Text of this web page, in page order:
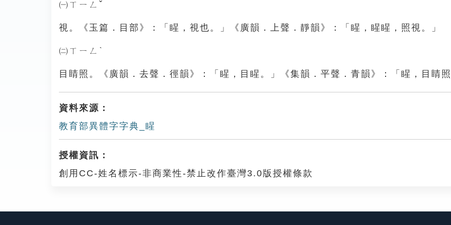
㈠ㄒㄧㄥˇ
視。《玉篇．目部》：「睲，視也。」《廣韻．上聲．靜韻》：「睲，睲睲，照視。」
㈡ㄒㄧㄥˋ
目睛照。《廣韻．去聲．徑韻》：「睲，目睲。」《集韻．平聲．青韻》：「睲，目睛
資料來源：
教育部異體字字典_睲
授權資訊：
創用CC-姓名標示-非商業性-禁止改作臺灣3.0版授權條款